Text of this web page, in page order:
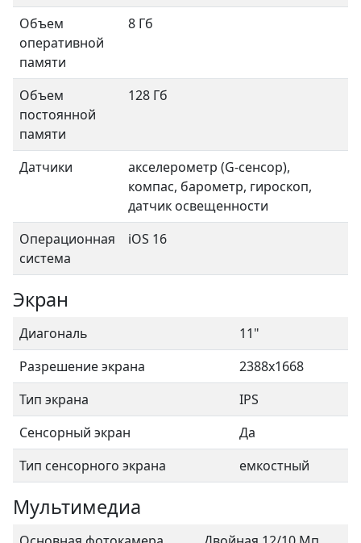
Объем
оперативной
памяти
8 Гб
Объем
постоянной
памяти
128 Гб
Датчики
акселерометр (G-сенсор),
компас, барометр, гироскоп,
датчик освещенности
Операционная
система
iOS 16
Экран
Диагональ
11"
Разрешение экрана
2388x1668
Тип экрана
IPS
Сенсорный экран
Да
Тип сенсорного экрана
емкостный
Мультимедиа